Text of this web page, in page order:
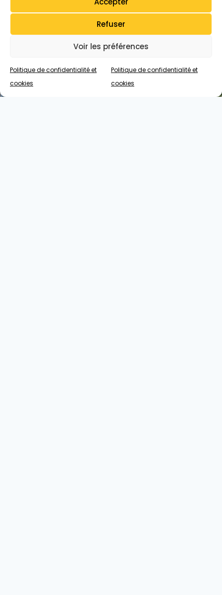
Refuser
Voir les préférences
Politique de confidentialité et
cookies
Politique de confidentialité et
cookies
Découvrez notre
élevage de